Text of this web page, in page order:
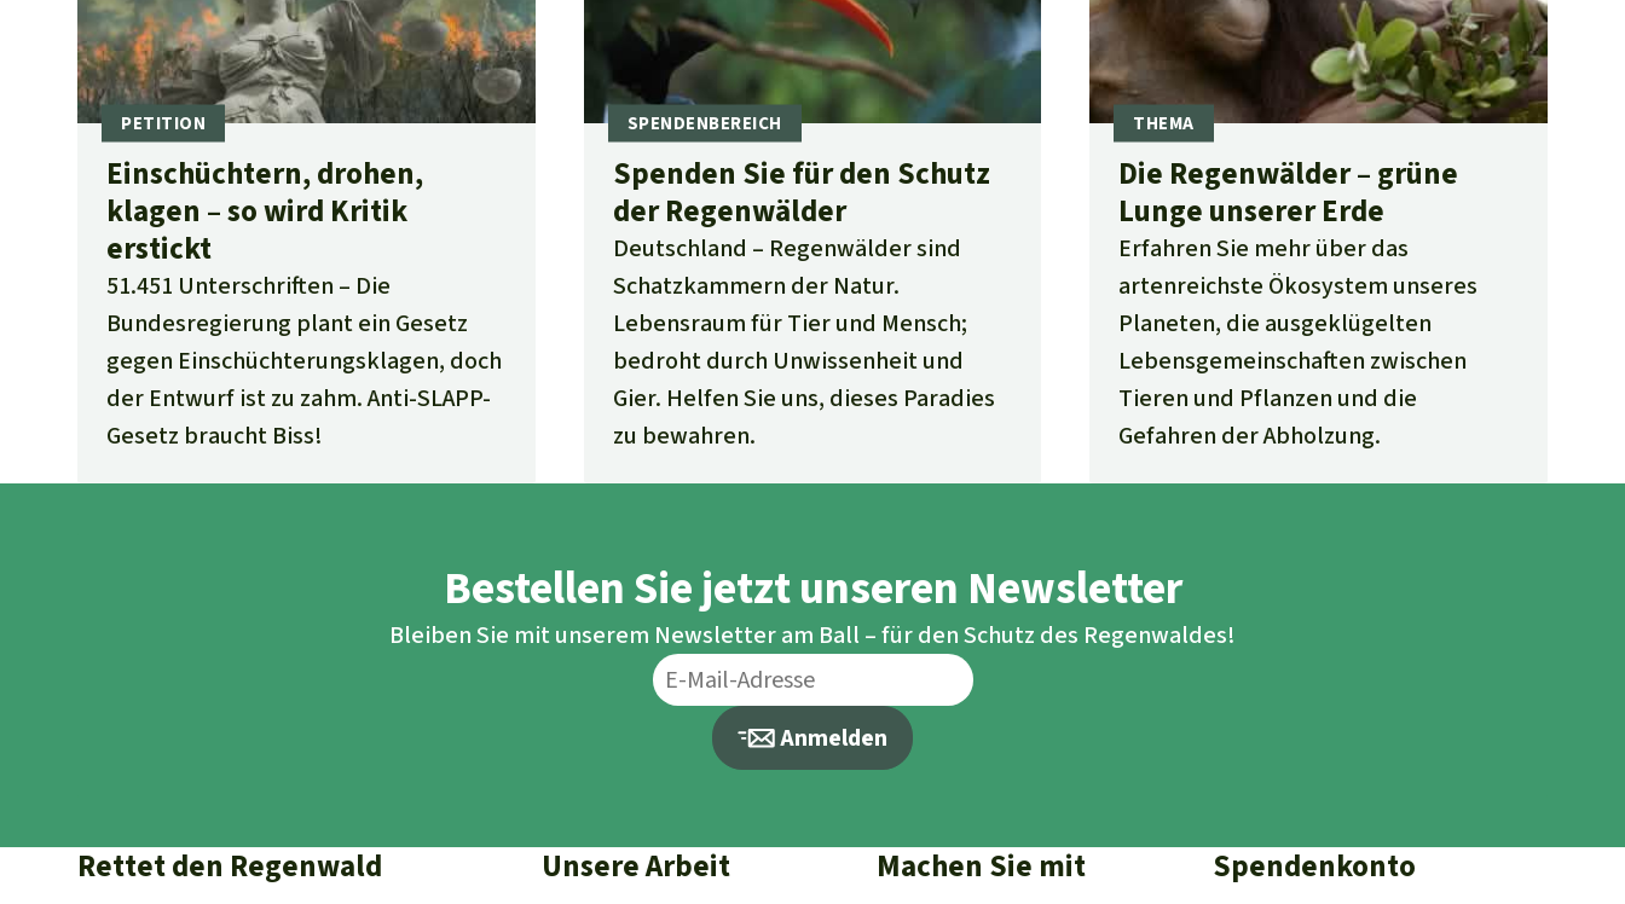
Einschüchtern, drohen,
klagen – so wird Kritik
erstickt
51.451 Unterschriften
Die
Bundesregierung plant ein Gesetz
gegen Einschüchterungsklagen, doch
der Entwurf ist zu zahm. Anti-SLAPP-
Gesetz braucht Biss!
Spenden Sie für den Schutz
der Regenwälder
Deutschland
Regenwälder sind
Schatzkammern der Natur.
Lebensraum für Tier und Mensch;
bedroht durch Unwissenheit und
Gier. Helfen Sie uns, dieses Paradies
zu bewahren.
Die Regenwälder – grüne
Lunge unserer Erde
Erfahren Sie mehr über das
artenreichste Ökosystem unseres
Planeten, die ausgeklügelten
Lebensgemeinschaften zwischen
Tieren und Pflanzen und die
Gefahren der Abholzung.
Bestellen Sie jetzt unseren Newsletter
Bleiben Sie mit unserem Newsletter am Ball – für den Schutz des Regenwaldes!
Anmelden
Rettet den Regenwald Unsere Arbeit Machen Sie mit Spendenkonto